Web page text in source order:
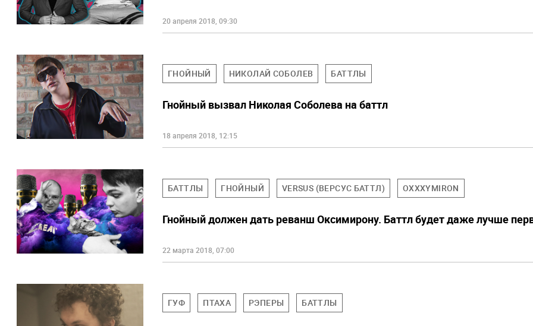
20 апреля 2018, 09:30
ГНОЙНЫЙ НИКОЛАЙ СОБОЛЕВ БАТТЛЫ
Гнойный вызвал Николая Соболева на баттл
18 апреля 2018, 12:15
БАТТЛЫ ГНОЙНЫЙ VERSUS (ВЕРСУС БАТТЛ) OXXXYMIRON
Гнойный должен дать реванш Оксимирону. Баттл будет даже лучше
22 марта 2018, 07:00
ГУФ ПТАХА РЭПЕРЫ БАТТЛЫ